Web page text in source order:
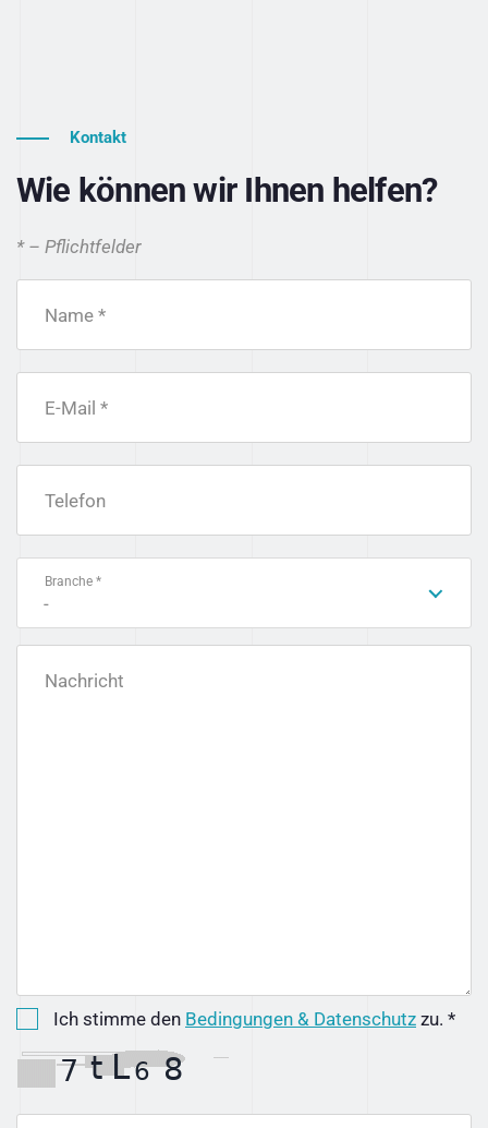
Kontakt
Wie können wir Ihnen helfen?
* – Pflichtfelder
Name *
E-Mail *
Telefon
Branche *
-
Nachricht
Ich stimme den Bedingungen & Datenschutz zu. *